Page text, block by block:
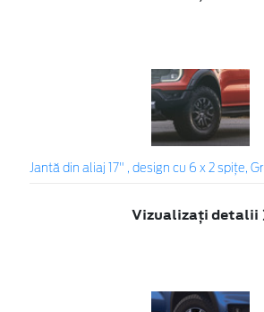
Jantă din aliaj 17" , design cu 6 x 2 spițe,
Vizualizați detalii